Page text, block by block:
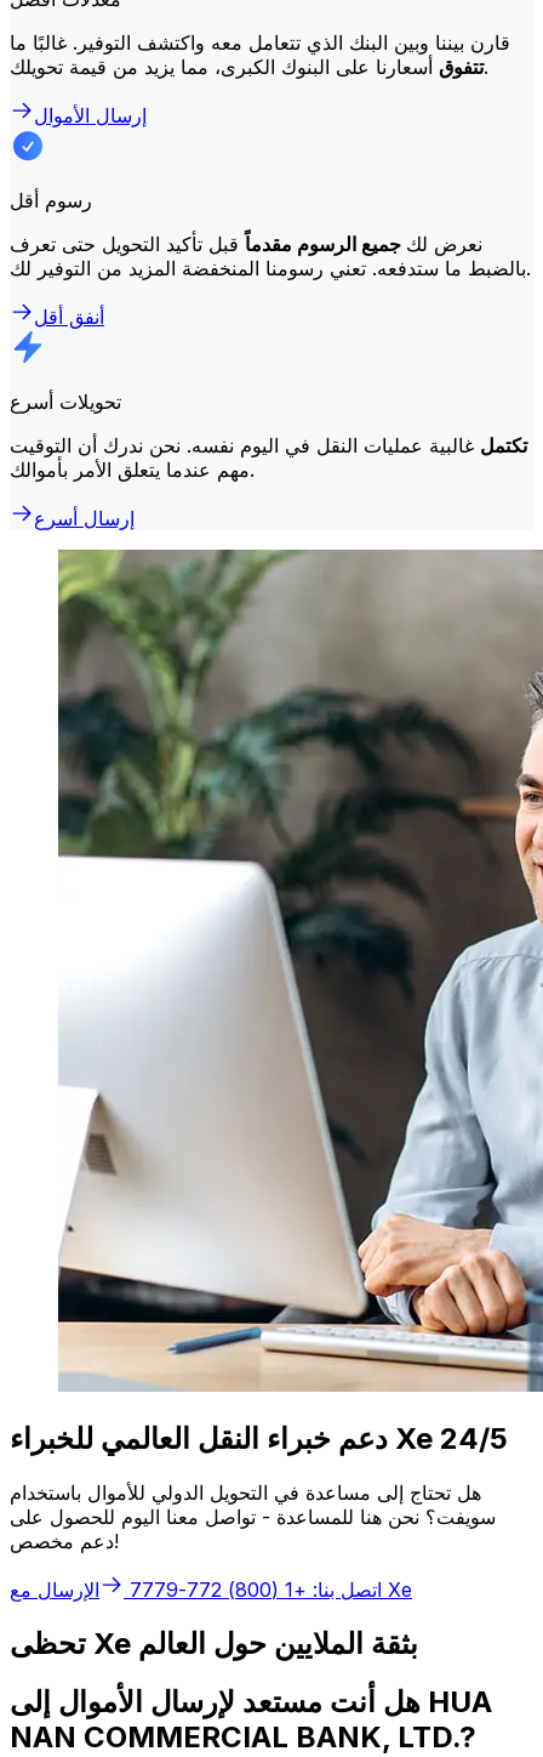
قارن بيننا وبين البنك الذي تتعامل معه واكتشف التوفير. غالبًا ما
تتفوقأسعارنا على البنوك الكبرى، مما يزيد من قيمة تحويلك.
إرسال الأموال
رسوم أقل
نعرض لك جميع الرسوم مقدماًقبل تأكيد التحويل حتى تعرف
بالضبط ما ستدفعه. تعني رسومنا المنخفضة المزيد من التوفير لك.
أنفق أقل
تحويلات أسرع
تكتمل غالبية عمليات النقل في اليوم نفسه. نحن ندرك أن التوقيت
مهم عندما يتعلق الأمر بأموالك.
إرسال أسرع
دعم خبراء النقل العالمي للخبراء Xe 24/5
هل تحتاج إلى مساعدة في التحويل الدولي للأموال باستخدام
سويفت؟ نحن هنا للمساعدة - تواصل معنا اليوم للحصول على
دعم مخصص!
اتصل بنا: +1 (800) 772-7779 الإرسال مع Xe
تحظى Xe بثقة الملايين حول العالم
هل أنت مستعد لإرسال الأموال إلى HUA
NAN COMMERCIAL BANK, LTD.?